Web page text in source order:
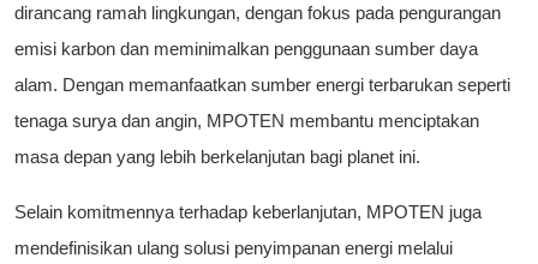
dirancang ramah lingkungan, dengan fokus pada pengurangan
emisi karbon dan meminimalkan penggunaan sumber daya
alam. Dengan memanfaatkan sumber energi terbarukan seperti
tenaga surya dan angin, MPOTEN membantu menciptakan
masa depan yang lebih berkelanjutan bagi planet ini.
Selain komitmennya terhadap keberlanjutan, MPOTEN juga
mendefinisikan ulang solusi penyimpanan energi melalui